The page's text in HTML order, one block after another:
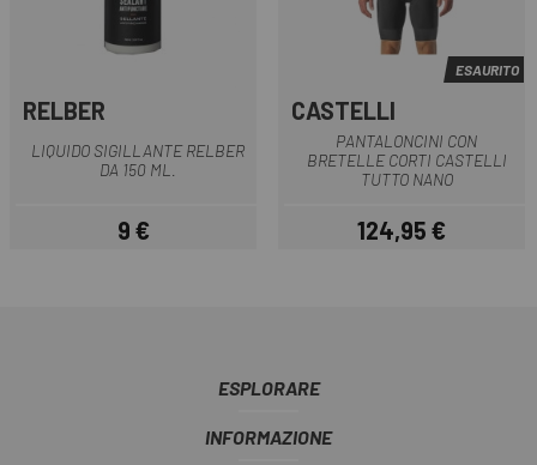
RELBER
LIQUIDO SIGILLANTE RELBER
DA 150 ML.
Prezzo
9 €
ESAURITO
CASTELLI
PANTALONCINI CON
BRETELLE CORTI CASTELLI
TUTTO NANO
Prezzo
124,95 €
ESPLORARE
INFORMAZIONE